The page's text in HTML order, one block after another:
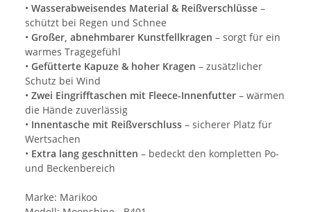
• Wasserabweisendes Material & Reißverschlüsse –
schützt bei Regen und Schnee
• Großer, abnehmbarer Kunstfellkragen – sorgt für ein
warmes Tragegefühl
• Gefütterte Kapuze & hoher Kragen – zusätzlicher
Schutz bei Wind
• Zwei Eingrifftaschen mit Fleece-Innenfutter – wärmen
die Hände zuverlässig
• Innentasche mit Reißverschluss – sicherer Platz für
Wertsachen
• Extra lang geschnitten – bedeckt den kompletten Po-
und Beckenbereich
Marke: Marikoo